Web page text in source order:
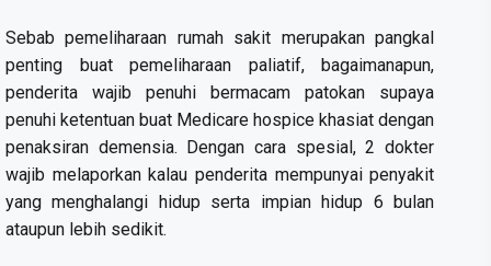
Sebab pemeliharaan rumah sakit merupakan pangkal
penting buat pemeliharaan paliatif, bagaimanapun,
penderita wajib penuhi bermacam patokan supaya
penuhi ketentuan buat Medicare hospice khasiat dengan
penaksiran demensia. Dengan cara spesial, 2 dokter
wajib melaporkan kalau penderita mempunyai penyakit
yang menghalangi hidup serta impian hidup 6 bulan
ataupun lebih sedikit.